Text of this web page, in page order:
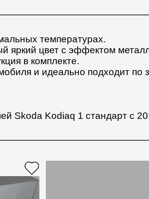
температурах.
яркий цвет с эффектом
в комплекте.
и идеально подходит по
Skoda Kodiaq 1 стандарт с